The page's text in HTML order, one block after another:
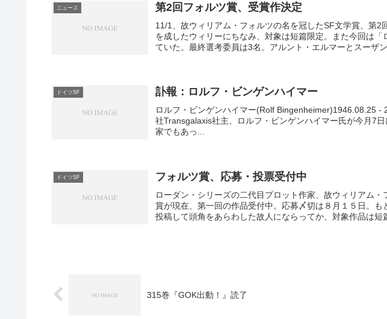
ニュース 第2回フォルツ賞、受賞作決定
11/1、故ウィリアム・フォルツの名を冠したSF文学賞、第2
を成したウィリーにちなみ、対象は短篇限定。また今回は
ていた。最終選考委員は3名。アルント・エルマーとスーザン
ドイツSF 訃報：ロルフ・ビンゲンハイマー
ロルフ・ビンゲンハイマー(Rolf Bingenheimer)1946.08.25 -
社Transgalaxis社主、ロルフ・ビンゲンハイマー氏が今月7
家でもあっ...
ドイツSF フォルツ賞、応募・投票受付中
ローダン・シリーズの二代目プロット作家、故ウィリアム
賞が現在、第一回の作品受付中。応募〆切は８月１５日。
投稿して頭角をあらわした故人にならってか、対象作品は短
315巻『GOK出動！』読了